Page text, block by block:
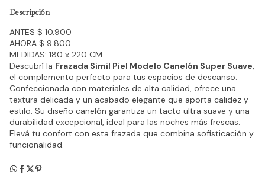
Descripción
ANTES $ 10.900
AHORA $ 9.800
MEDIDAS: 180 x 220 CM
Descubrí la Frazada Simil Piel Modelo Canelón Super Suave,
el complemento perfecto para tus espacios de descanso.
Confeccionada con materiales de alta calidad, ofrece una
textura delicada y un acabado elegante que aporta calidez y
estilo. Su diseño canelón garantiza un tacto ultra suave y una
durabilidad excepcional, ideal para las noches más frescas.
Elevá tu confort con esta frazada que combina sofisticación y
funcionalidad.